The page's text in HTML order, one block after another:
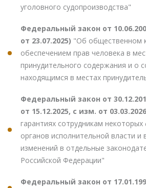
уголовного судопроизводства"
Федеральный закон от
от 23.07.2025) "Об общественном
обеспечением прав человека в
принудительного содержания и о
находящимся в местах
Федеральный закон от
от 15.12.2025, с изм. от
гарантиях сотрудникам
органов исполнительной власти и
изменений в отдельные
Российской Федерации"
Федеральный закон от